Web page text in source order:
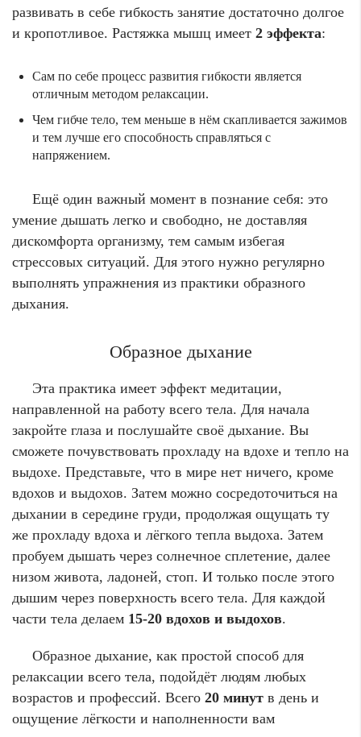
развивать в себе гибкость занятие достаточно долгое
и кропотливое. Растяжка мышц имеет 2 эффекта:
Сам по себе процесс развития гибкости является
отличным методом релаксации.
Чем гибче тело, тем меньше в нём скапливается зажимов
и тем лучше его способность справляться с
напряжением.
Ещё один важный момент в познание себя: это
умение дышать легко и свободно, не доставляя
дискомфорта организму, тем самым избегая
стрессовых ситуаций. Для этого нужно регулярно
выполнять упражнения из практики образного
дыхания.
Образное дыхание
Эта практика имеет эффект медитации,
направленной на работу всего тела. Для начала
закройте глаза и послушайте своё дыхание. Вы
сможете почувствовать прохладу на вдохе и тепло на
выдохе. Представьте, что в мире нет ничего, кроме
вдохов и выдохов. Затем можно сосредоточиться на
дыхании в середине груди, продолжая ощущать ту
же прохладу вдоха и лёгкого тепла выдоха. Затем
пробуем дышать через солнечное сплетение, далее
низом живота, ладоней, стоп. И только после этого
дышим через поверхность всего тела. Для каждой
части тела делаем 15-20 вдохов и выдохов.
Образное дыхание, как простой способ для
релаксации всего тела, подойдёт людям любых
возрастов и профессий. Всего 20 минут в день и
ощущение лёгкости и наполненности вам